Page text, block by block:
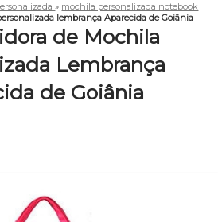
» mochila personalizada notebook
lembrança Aparecida de Goiânia
de Mochila
Lembrança
de Goiânia